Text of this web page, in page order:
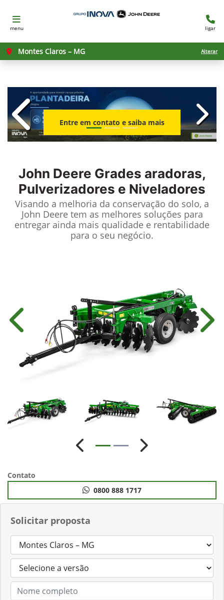
menu ligar
Montes Claros – MG Alterar
Entre em contato e saiba mais
templates.template-
John Deere Grades aradoras,
Pulverizadores e Niveladores
Visando a melhoria da conservação do solo, a
John Deere tem as melhores soluções para
entregar ainda mais qualidade e rentabilidade
para o seu negócio.
Solicitar proposta
Anterior
Anterior Próximo
Contato
0800 888 1717